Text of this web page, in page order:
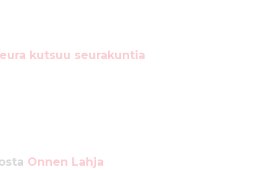
kutsuu seurakuntia
Onnen Lahja